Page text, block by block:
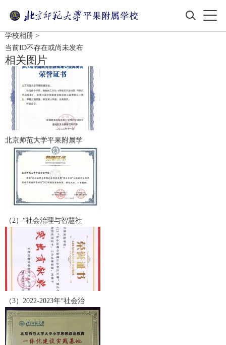
学校相册 >
当前ID不存在或尚未发布
相关图片
北京师范大学平果附属学
（2）“社会治理与智慧社
（3）2022-2023年“社会治